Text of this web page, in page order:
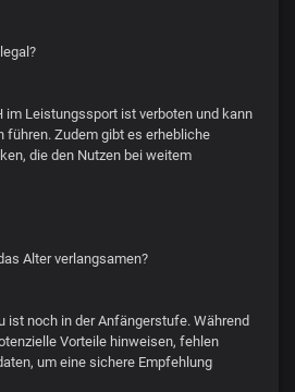
im Leistungssport ist verboten und kann
führen. Zudem gibt es erhebliche
die den Nutzen bei weitem
Alter verlangsamen?
ist noch in der Anfängerstufe. Während
Vorteile hinweisen, fehlen
um eine sichere Empfehlung